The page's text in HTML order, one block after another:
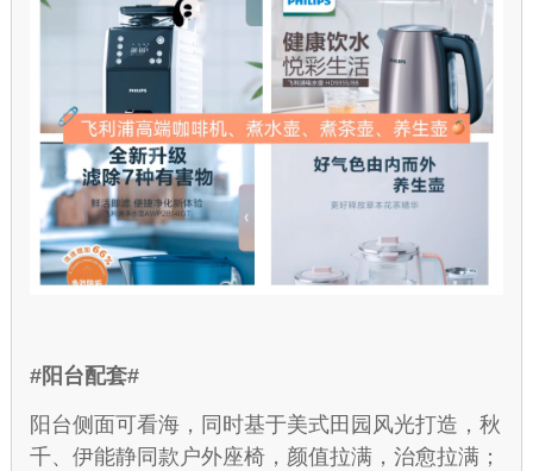
#阳台配套#
阳台侧面可看海，同时基于美式田园风光打造，秋
千、伊能静同款户外座椅，颜值拉满，治愈拉满；